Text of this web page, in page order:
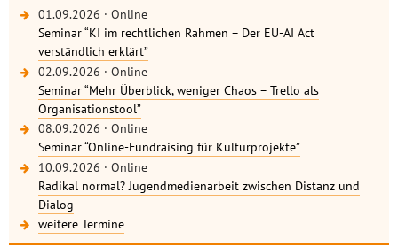
01.09.2026 · Online
Seminar “KI im rechtlichen Rahmen – Der EU-AI Act
verständlich erklärt”
02.09.2026 · Online
Seminar “Mehr Überblick, weniger Chaos – Trello als
Organisationstool”
08.09.2026 · Online
Seminar “Online-Fundraising für Kulturprojekte”
10.09.2026 · Online
Radikal normal? Jugendmedienarbeit zwischen Distanz und
Dialog
weitere Termine